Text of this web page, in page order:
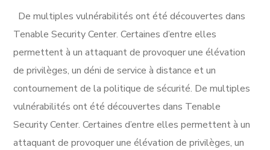
De multiples vulnérabilités ont été découvertes dans
Tenable Security Center. Certaines d’entre elles
permettent à un attaquant de provoquer une élévation
de privilèges, un déni de service à distance et un
contournement de la politique de sécurité. De multiples
vulnérabilités ont été découvertes dans Tenable
Security Center. Certaines d’entre elles permettent à un
attaquant de provoquer une élévation de privilèges, un